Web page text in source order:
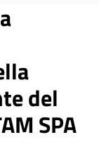
del
SPA